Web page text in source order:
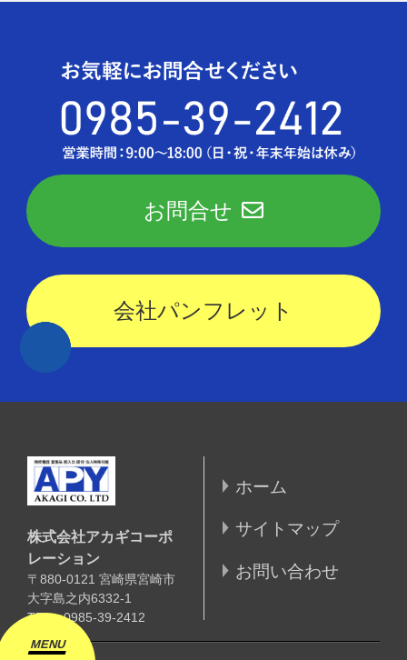
MENU
お問合せ
会社パンフレット
株式会社アカギコーポ
レーション
〒880-0121 宮崎県宮崎市
大字島之内6332-1
TEL：0985-39-2412
ホーム
サイトマップ
お問い合わせ